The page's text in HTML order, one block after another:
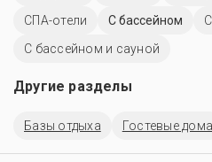
СПА-отели
C бассейном
С бассейном и сауной
Другие разделы
Базы отдыха Гостевые дома